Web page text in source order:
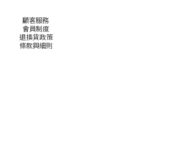
顧客服務
會員制度
退換貨政策
條款與細則